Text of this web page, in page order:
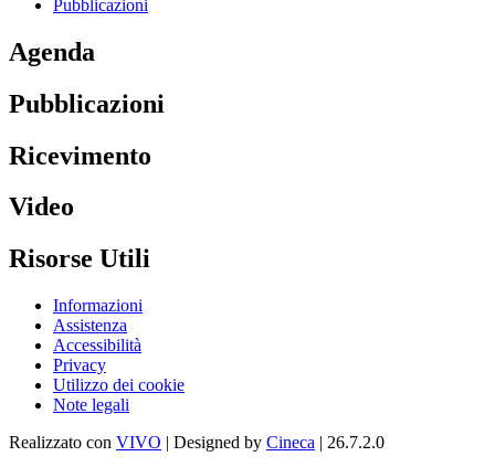
Pubblicazioni
Agenda
Pubblicazioni
Ricevimento
Video
Risorse Utili
Informazioni
Assistenza
Accessibilità
Privacy
Utilizzo dei cookie
Note legali
Realizzato con VIVO | Designed by Cineca | 26.7.2.0